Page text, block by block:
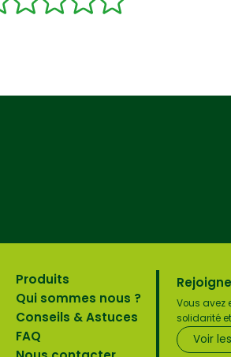
Produits
Qui sommes nous ?
Conseils & Astuces
FAQ
Vous avez
solidarité
Voir